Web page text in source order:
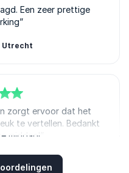
Een zeer prettige
Utrecht
zorgt ervoor dat het
te vertellen. Bedankt
middag!”